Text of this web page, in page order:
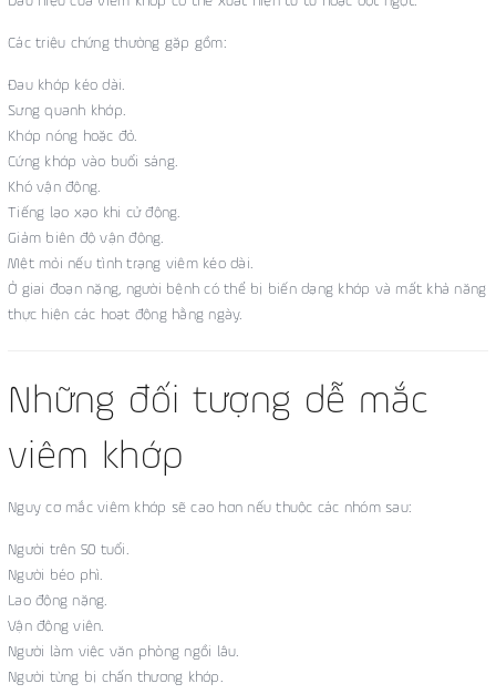
Các triệu chứng thường gặp gồm:
Đau khớp kéo dài.
Sưng quanh khớp.
Khớp nóng hoặc đỏ.
Cứng khớp vào buổi sáng.
Khó vận động.
Tiếng lạo xạo khi cử động.
Giảm biên độ vận động.
Mệt mỏi nếu tình trạng viêm kéo dài.
Ở giai đoạn nặng, người bệnh có thể bị biến dạng khớp và mất khả năng
thực hiện các hoạt động hằng ngày.
Những đối tượng dễ mắc
viêm khớp
Nguy cơ mắc viêm khớp sẽ cao hơn nếu thuộc các nhóm sau:
Người trên 50 tuổi.
Người béo phì.
Lao động nặng.
Vận động viên.
Người làm việc văn phòng ngồi lâu.
Người từng bị chấn thương khớp.